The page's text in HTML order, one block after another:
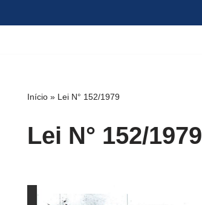
Início » Lei N° 152/1979
Lei N° 152/1979